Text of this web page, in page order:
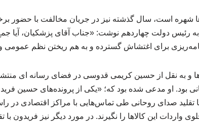
شهره است، سال گذشته نیز در جریان مخالفت با حضور
دولت چهاردهم نوشت: «جناب آقای پزشکیان، آیا
برای اغتشاش گسترده و به هم ریختن نظم
و به نقل از حسین کریمی قدوسی در فضای رسانه ای
بود. او مدعی شده بود که؛ «یکی از پرونده‌های حسین
صدای روحانی طی تماس‌هایی با مراکز اقتصادی در
واردات این کالاها را نگیرند. در مورد دیگر نیز فریدون